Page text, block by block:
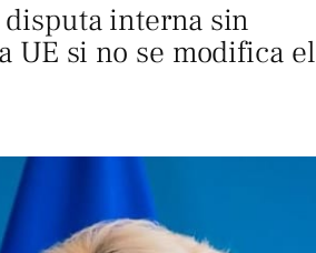
disputa interna sin
UE si no se modifica el